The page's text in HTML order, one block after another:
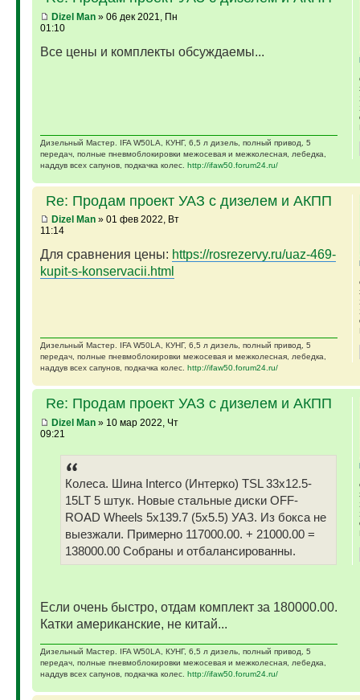
Dizel Man» 06 дек 2021, Пн
01:10
Все цены и комплекты обсуждаемы...
Дизельный Мастер. IFA W50LA, КУНГ, 6,5 л дизель, полный привод, 5
передач, полные пневмоблокировки межосевая и межколесная, лебедка,
наддув всех сапунов, подкачка колес. http://ifaw50.forum24.ru/
Re: Продам проект УАЗ с дизелем и АКПП
Dizel Man» 01 фев 2022, Вт
11:14
Для сравнения цены: https://rosrezervy.ru/uaz-469-
kupit-s-konservacii.html
Дизельный Мастер. IFA W50LA, КУНГ, 6,5 л дизель, полный привод, 5
передач, полные пневмоблокировки межосевая и межколесная, лебедка,
наддув всех сапунов, подкачка колес. http://ifaw50.forum24.ru/
Re: Продам проект УАЗ с дизелем и АКПП
Dizel Man» 10 мар 2022, Чт
09:21
Колеса. Шина Interco (Интерко) TSL 33x12.5-
15LT 5 штук. Новые стальные диски OFF-
ROAD Wheels 5x139.7 (5x5.5) УАЗ. Из бокса не
выезжали. Примерно 117000.00. + 21000.00 =
138000.00 Собраны и отбалансированны.
Если очень быстро, отдам комплект за 180000.00.
Катки американские, не китай...
Дизельный Мастер. IFA W50LA, КУНГ, 6,5 л дизель, полный привод, 5
передач, полные пневмоблокировки межосевая и межколесная, лебедка,
наддув всех сапунов, подкачка колес. http://ifaw50.forum24.ru/